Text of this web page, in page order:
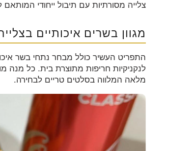
צלייה מסורתיות עם תיבול ייחודי
מגוון בשרים איכותיים
התפריט העשיר כולל מבחר נתחי בשר
לנקניקיות חריפות מתוצרת בית. כל
מלאה המלווה בסלטים טריים לבחירה.